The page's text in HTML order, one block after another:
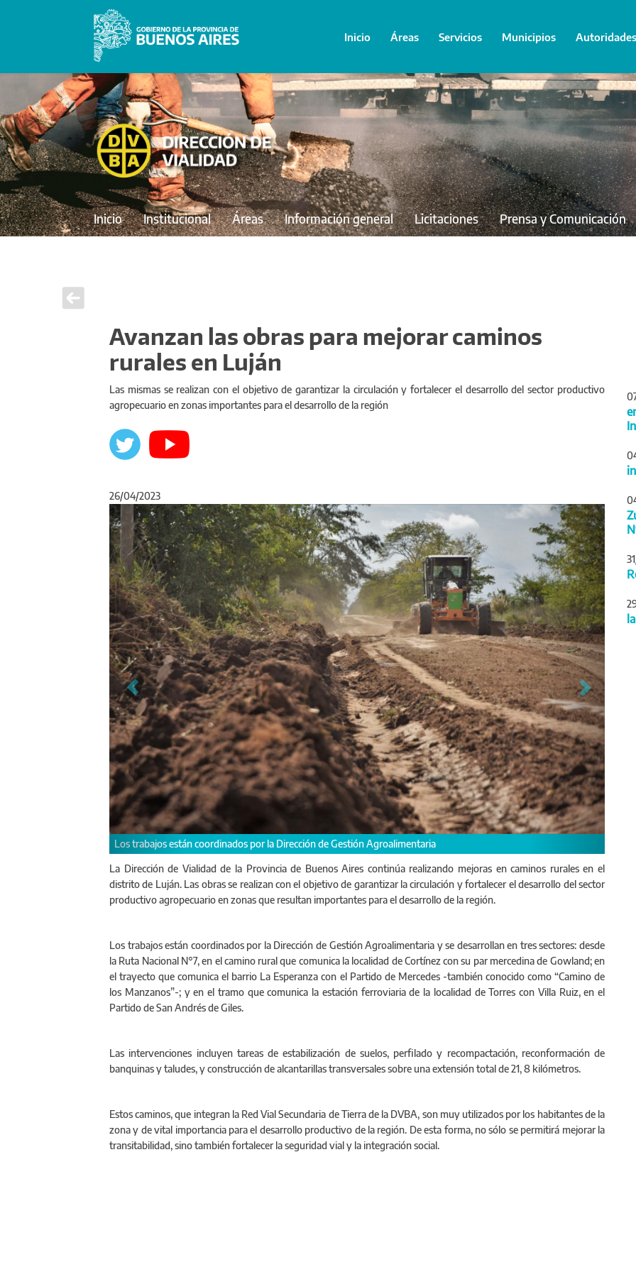
Inicio Áreas Servicios Municipios Autoridades
Inicio Institucional Áreas Información general Licitaciones Prensa y Comunicación
Avanzan las obras para mejorar caminos
rurales en Luján
Las mismas se realizan con el objetivo de garantizar la circulación y fortalecer el desarrollo del sector productivo
agropecuario en zonas importantes para el desarrollo de la región
26/04/2023
Estos caminos son muy utilizados por los habitantes de la zona y de vital importancia para el
Anterior Siguiente
La Dirección de Vialidad de la Provincia de Buenos Aires continúa realizando mejoras en caminos rurales en el
distrito de Luján. Las obras se realizan con el objetivo de garantizar la circulación y fortalecer el desarrollo del sector
productivo agropecuario en zonas que resultan importantes para el desarrollo de la región.
Los trabajos están coordinados por la Dirección de Gestión Agroalimentaria y se desarrollan en tres sectores: desde
la Ruta Nacional N°7, en el camino rural que comunica la localidad de Cortínez con su par mercedina de Gowland; en
el trayecto que comunica el barrio La Esperanza con el Partido de Mercedes -también conocido como “Camino de
los Manzanos”-; y en el tramo que comunica la estación ferroviaria de la localidad de Torres con Villa Ruiz, en el
Partido de San Andrés de Giles.
Las intervenciones incluyen tareas de estabilización de suelos, perfilado y recompactación, reconformación de
banquinas y taludes, y construcción de alcantarillas transversales sobre una extensión total de 21, 8 kilómetros.
Estos caminos, que integran la Red Vial Secundaria de Tierra de la DVBA, son muy utilizados por los habitantes de la
zona y de vital importancia para el desarrollo productivo de la región. De esta forma, no sólo se permitirá mejorar la
transitabilidad, sino también fortalecer la seguridad vial y la integración social.